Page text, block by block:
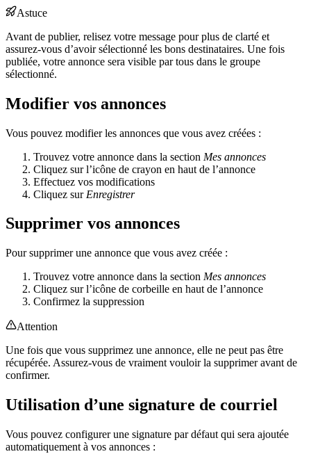
Astuce
Avant de publier, relisez votre message pour plus de clarté et
assurez-vous d’avoir sélectionné les bons destinataires. Une fois
publiée, votre annonce sera visible par tous dans le groupe
sélectionné.
Modifier vos annonces
Vous pouvez modifier les annonces que vous avez créées :
Trouvez votre annonce dans la section Mes annonces
Cliquez sur l’icône de crayon en haut de l’annonce
Effectuez vos modifications
Cliquez sur Enregistrer
Supprimer vos annonces
Pour supprimer une annonce que vous avez créée :
Trouvez votre annonce dans la section Mes annonces
Cliquez sur l’icône de corbeille en haut de l’annonce
Confirmez la suppression
Attention
Une fois que vous supprimez une annonce, elle ne peut pas être
récupérée. Assurez-vous de vraiment vouloir la supprimer avant de
confirmer.
Utilisation d’une signature de courriel
Vous pouvez configurer une signature par défaut qui sera ajoutée
automatiquement à vos annonces :